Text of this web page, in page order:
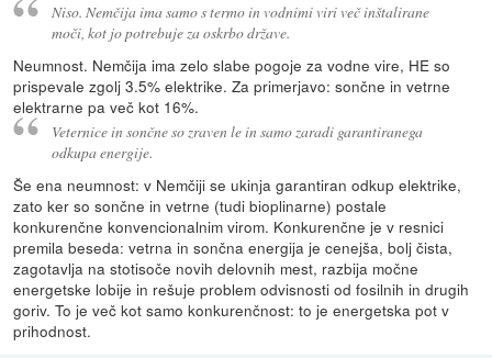
Niso. Nemčija ima samo s termo in vodnimi viri več inštalirane
moči, kot jo potrebuje za oskrbo države.
Neumnost. Nemčija ima zelo slabe pogoje za vodne vire, HE so
prispevale zgolj 3.5% elektrike. Za primerjavo: sončne in vetrne
elektrarne pa več kot 16%.
Veternice in sončne so zraven le in samo zaradi garantiranega
odkupa energije.
Še ena neumnost: v Nemčiji se ukinja garantiran odkup elektrike,
zato ker so sončne in vetrne (tudi bioplinarne) postale
konkurenčne konvencionalnim virom. Konkurenčne je v resnici
premila beseda: vetrna in sončna energija je cenejša, bolj čista,
zagotavlja na stotisoče novih delovnih mest, razbija močne
energetske lobije in rešuje problem odvisnosti od fosilnih in drugih
goriv. To je več kot samo konkurenčnost: to je energetska pot v
prihodnost.